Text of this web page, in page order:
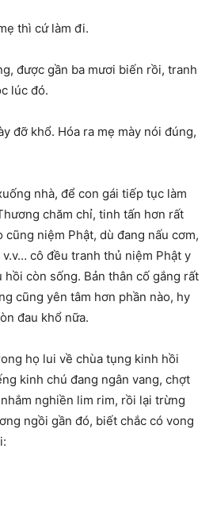
thì cứ làm đi.
được gần ba mươi biến rồi, tranh
lúc đó.
đỡ khổ. Hóa ra mẹ mày nói đúng,
nhà, để con gái tiếp tục làm
chăm chỉ, tinh tấn hơn rất
niệm Phật, dù đang nấu cơm,
cô đều tranh thủ niệm Phật y
hồi còn sống. Bản thân cố gắng rất
cũng yên tâm hơn phần nào, hy
đau khổ nữa.
họ lui về chùa tụng kinh hồi
kinh chú đang ngân vang, chợt
nghiền lim rim, rồi lại trừng
ngồi gần đó, biết chắc có vong